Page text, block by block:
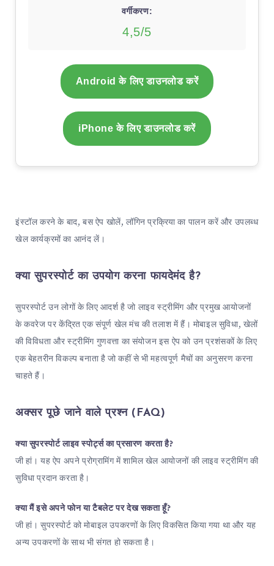
वर्गीकरण:
4,5/5
Android के लिए डाउनलोड करें
iPhone के लिए डाउनलोड करें
इंस्टॉल करने के बाद, बस ऐप खोलें, लॉगिन प्रक्रिया का पालन करें और उपलब्ध
खेल कार्यक्रमों का आनंद लें।
क्या सुपरस्पोर्ट का उपयोग करना फायदेमंद है?
सुपरस्पोर्ट उन लोगों के लिए आदर्श है जो लाइव स्ट्रीमिंग और प्रमुख आयोजनों
के कवरेज पर केंद्रित एक संपूर्ण खेल मंच की तलाश में हैं। मोबाइल सुविधा, खेलों
की विविधता और स्ट्रीमिंग गुणवत्ता का संयोजन इस ऐप को उन प्रशंसकों के लिए
एक बेहतरीन विकल्प बनाता है जो कहीं से भी महत्वपूर्ण मैचों का अनुसरण करना
चाहते हैं।
अक्सर पूछे जाने वाले प्रश्न (FAQ)
क्या सुपरस्पोर्ट लाइव स्पोर्ट्स का प्रसारण करता है?
जी हां। यह ऐप अपने प्रोग्रामिंग में शामिल खेल आयोजनों की लाइव स्ट्रीमिंग की
सुविधा प्रदान करता है।
क्या मैं इसे अपने फोन या टैबलेट पर देख सकता हूँ?
जी हां। सुपरस्पोर्ट को मोबाइल उपकरणों के लिए विकसित किया गया था और यह
अन्य उपकरणों के साथ भी संगत हो सकता है।